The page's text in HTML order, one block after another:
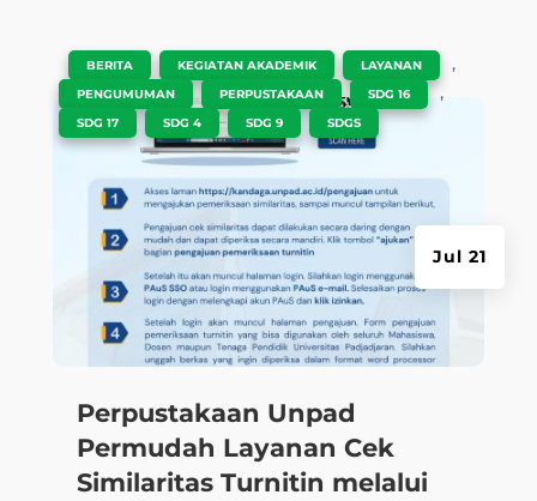
Perpustakaan Unpad
Permudah Layanan Cek
Similaritas Turnitin melalui
Jul 21
BERITA KEGIATAN AKADEMIK LAYANAN ,
PENGUMUMAN PERPUSTAKAAN SDG 16 ,
SDG 17 SDG 4 SDG 9 SDGS